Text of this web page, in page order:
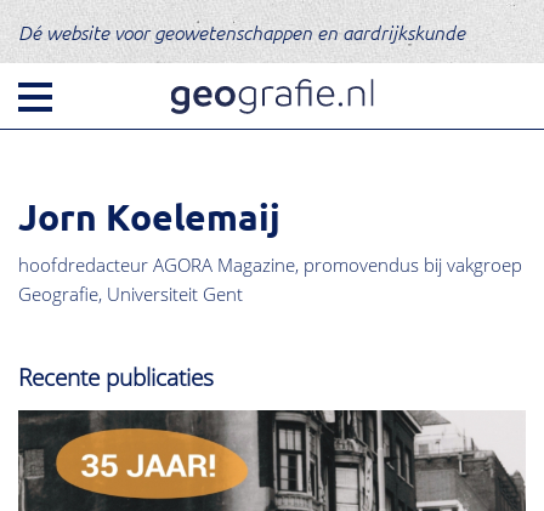
Dé website voor geowetenschappen en aardrijkskunde
Jorn Koelemaij
hoofdredacteur AGORA Magazine, promovendus bij vakgroep
Geografie, Universiteit Gent
Recente publicaties